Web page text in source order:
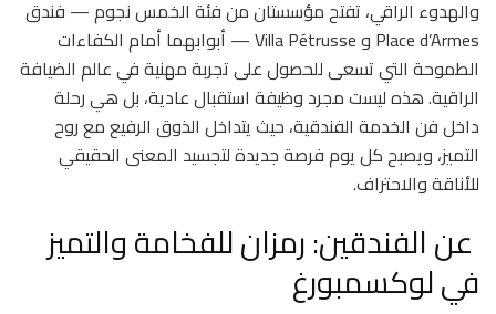
والهدوء الراقي، تفتح مؤسستان من فئة الخمس نجوم — فندق
Place d’Armes و Villa Pétrusse — أبوابهما أمام الكفاءات
الطموحة التي تسعى للحصول على تجربة مهنية في عالم الضيافة
الراقية. هذه ليست مجرد وظيفة استقبال عادية، بل هي رحلة
داخل فن الخدمة الفندقية، حيث يتداخل الذوق الرفيع مع روح
التميز، ويصبح كل يوم فرصة جديدة لتجسيد المعنى الحقيقي
للأناقة والاحتراف.
عن الفندقين: رمزان للفخامة والتميز
في لوكسمبورغ